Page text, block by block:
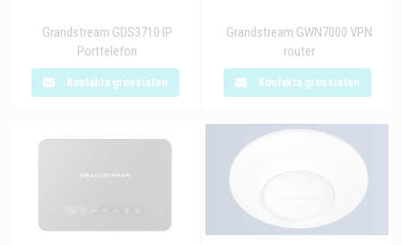
Grandstream GDS3710 IP
Porttelefon
Kontakta grossisten
Grandstream GWN7000 VPN
router
Kontakta grossisten